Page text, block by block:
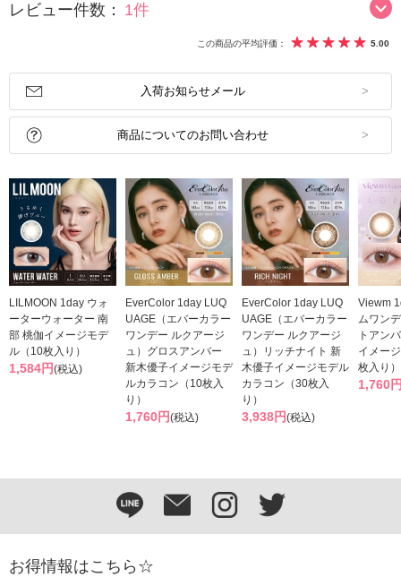
レビュー件数： 1件
この商品の平均評価： 5.00
入荷お知らせメール
商品についてのお問い合わせ
LILMOON 1day ウォ
ーターウォーター 南
部 桃伽イメージモデ
ル（10枚入り）
1,584円(税込)
EverColor 1day LUQ
UAGE（エバーカラー
ワンデー ルクアージ
ュ）グロスアンバー
新木優子イメージモデ
ルカラコン（10枚入
り）
1,760円(税込)
EverColor 1day LUQ
UAGE（エバーカラー
ワンデー ルクアージ
ュ）リッチナイト 新
木優子イメージモデル
カラコン（30枚入
り）
3,938円(税込)
Viewm
ムワン
トアン
イメー
枚入り）
1,760
お得情報はこちら☆